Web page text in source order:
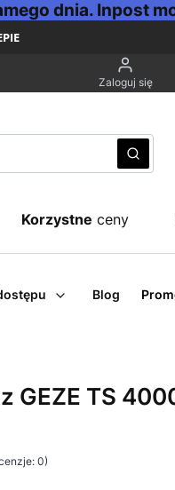
dnia. Inpost
Zaloguj się
WyczyśćSzukaj
Korzystne ceny
Blog
GEZE TS
0)
Opinie